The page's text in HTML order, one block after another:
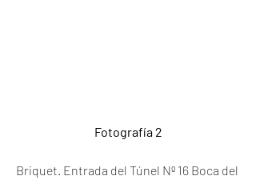
Fotografía 2
Briquet. Entrada del Túnel Nº 16 Boca del